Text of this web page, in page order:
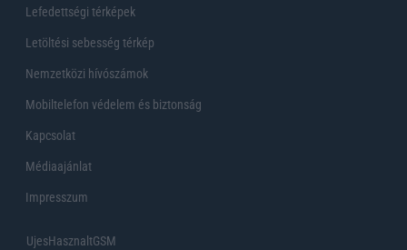
Lefedettségi térképek
Letöltési sebesség térkép
Nemzetközi hívószámok
Mobiltelefon védelem és biztonság
Kapcsolat
Médiaajánlat
Impresszum
UjesHasznaltGSM